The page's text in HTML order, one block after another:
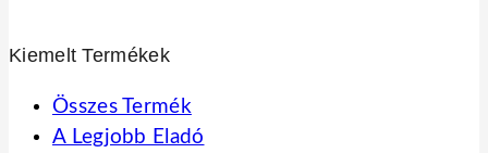
Kiemelt Termékek
Összes Termék
A Legjobb Eladó